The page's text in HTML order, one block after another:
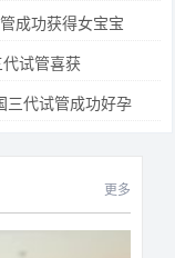
成功获得女宝宝
试管喜获
三代试管成功好孕
更多